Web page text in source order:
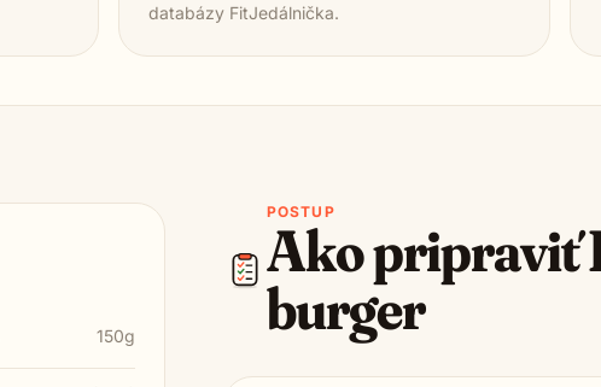
databázy FitJedálnička.
150g
POSTUP
Ako pripraviť
burger